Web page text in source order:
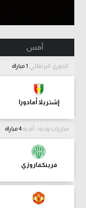
أمس
الدوري البرتغالي
إشتريلا أمادورا
مباريات ودية - أندية
فرينكفاروزي